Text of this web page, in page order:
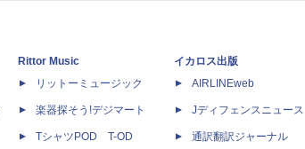
Rittor Music
リットーミュージック
楽器探そう!デジマート
TシャツPOD T-OD
イカロス出版
AIRLINEweb
Jディフェンスニュース
通訳翻訳ジャーナル